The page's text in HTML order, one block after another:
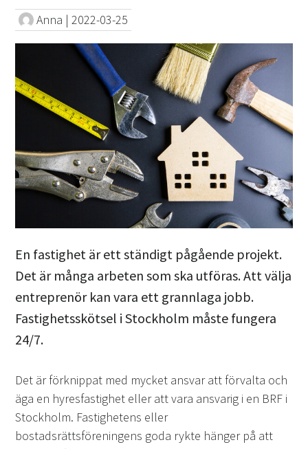
Anna |2022-03-25
En fastighet är ett ständigt pågående projekt.
Det är många arbeten som ska utföras. Att välja
entreprenör kan vara ett grannlaga jobb.
Fastighetsskötsel i Stockholm måste fungera
24/7.
Det är förknippat med mycket ansvar att förvalta och
äga en hyresfastighet eller att vara ansvarig i en BRF i
Stockholm. Fastighetens eller
bostadsrättsföreningens goda rykte hänger på att